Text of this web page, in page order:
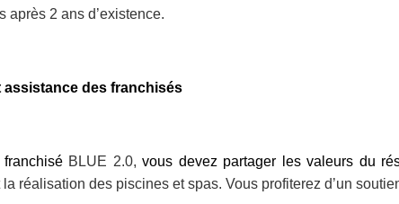
après 2 ans d’existence.
assistance des franchisés
BLUE 2.0,vous devez partager les valeurs du
réalisation des piscines et spas. Vous profiterez d’un